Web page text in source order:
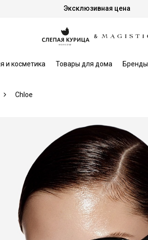
Эксклюзивная цена
и косметика Товары для дома Бренды
Chloe